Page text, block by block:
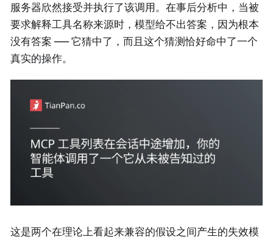
服务器欣然接受并执行了该调用。在事后分析中，当被
要求解释工具名称来源时，模型给不出答案，因为根本
没有答案 —— 它猜中了，而且这个猜测恰好命中了一个
真实的操作。
这是两个在理论上看起来兼容的假设之间产生的失效模